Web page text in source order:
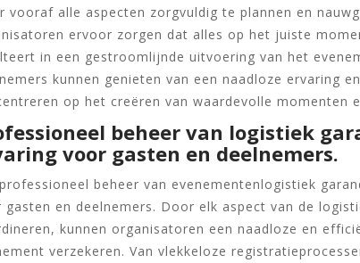
vooraf alle aspecten zorgvuldig te plannen en
ervoor zorgen dat alles op het juiste
in een gestroomlijnde uitvoering van het
kunnen genieten van een naadloze ervaring
op het creëren van waardevolle momenten
beheer van logistiek
voor gasten en deelnemers.
beheer van evenementenlogistiek
gasten en deelnemers. Door elk aspect van de
kunnen organisatoren een naadloze en
verzekeren. Van vlekkeloze